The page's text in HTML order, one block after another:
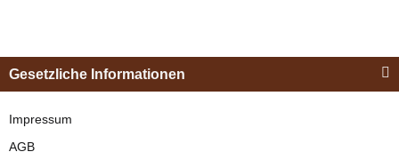
"Shettyglück"
Gesetzliche Informationen
Impressum
AGB